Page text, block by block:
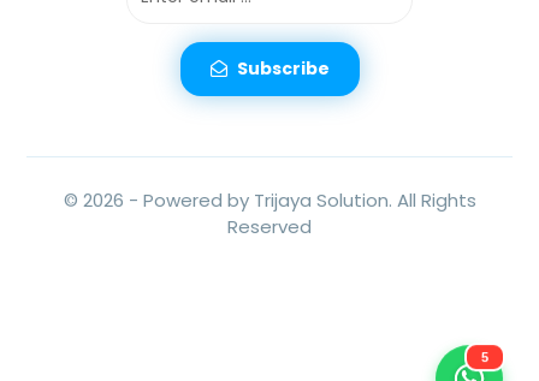
Subscribe
© 2026 - Powered by Trijaya Solution. All Rights
Reserved
5